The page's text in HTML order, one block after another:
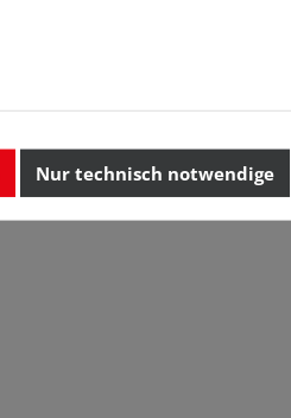
Nur technisch notwendige